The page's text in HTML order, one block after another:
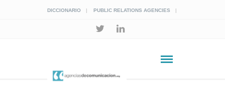
DICCIONARIO PUBLIC RELATIONS AGENCIES